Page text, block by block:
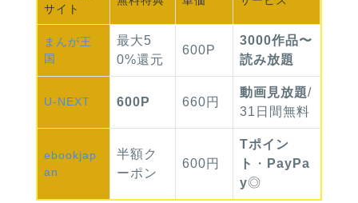
サイト
まんが王
国
最大5
0%還元
600P
3000作品〜
読み放題
U-NEXT 600P 660円
動画見放題/
31日間無料
ebookjap
an
半額ク
ーポン
600円
Tポイン
ト
・ PayPa
y◎